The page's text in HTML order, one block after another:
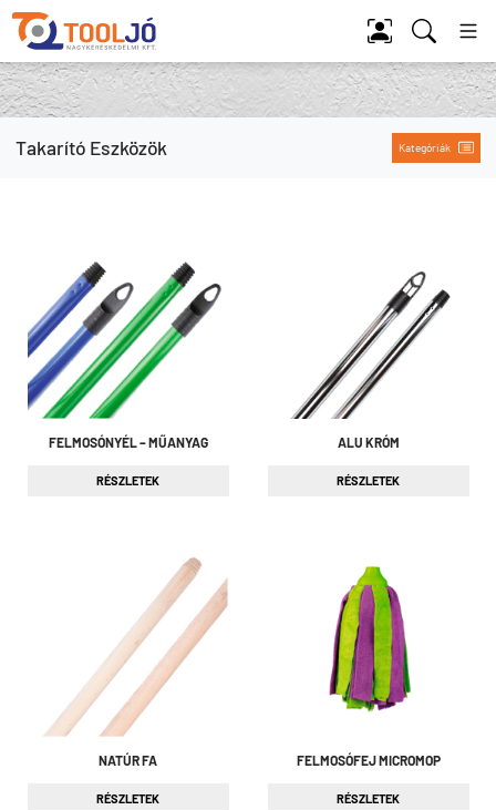
Tool Jó
Takarító Eszközök Kategóriák
FELMOSÓNYÉL – MŰANYAG
RÉSZLETEK
ALU KRÓM
RÉSZLETEK
NATÚR FA
RÉSZLETEK
FELMOSÓFEJ MICROMOP
RÉSZLETEK